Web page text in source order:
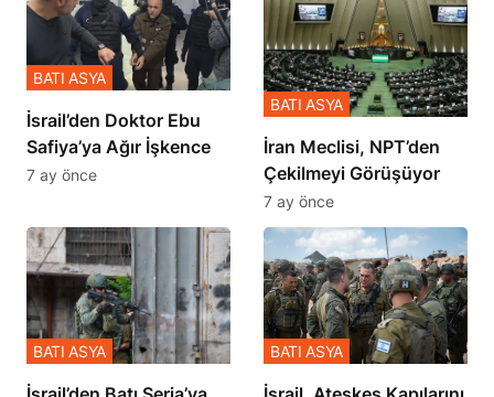
İsrail’den Doktor Ebu
Safiya’ya Ağır İşkence
BATI ASYA
7 ay önce
İran Meclisi, NPT’den
Çekilmeyi Görüşüyor
BATI ASYA
7 ay önce
​​​​​​​İsrail’den Batı Şeria’ya
BATI ASYA
İsrail, Ateşkes Kapılarını
BATI ASYA